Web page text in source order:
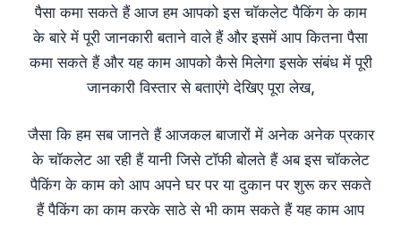
पैसा कमा सकते हैं आज हम आपको इस चॉकलेट पैकिंग के काम
के बारे में पूरी जानकारी बताने वाले हैं और इसमें आप कितना पैसा
कमा सकते हैं और यह काम आपको कैसे मिलेगा इसके संबंध में पूरी
जानकारी विस्तार से बताएंगे देखिए पूरा लेख,
जैसा कि हम सब जानते हैं आजकल बाजारों में अनेक अनेक प्रकार
के चॉकलेट आ रही हैं यानी जिसे टॉफी बोलते हैं अब इस चॉकलेट
पैकिंग के काम को आप अपने घर पर या दुकान पर शुरू कर सकते
हैं पैकिंग का काम करके साठे से भी काम सकते हैं यह काम आप